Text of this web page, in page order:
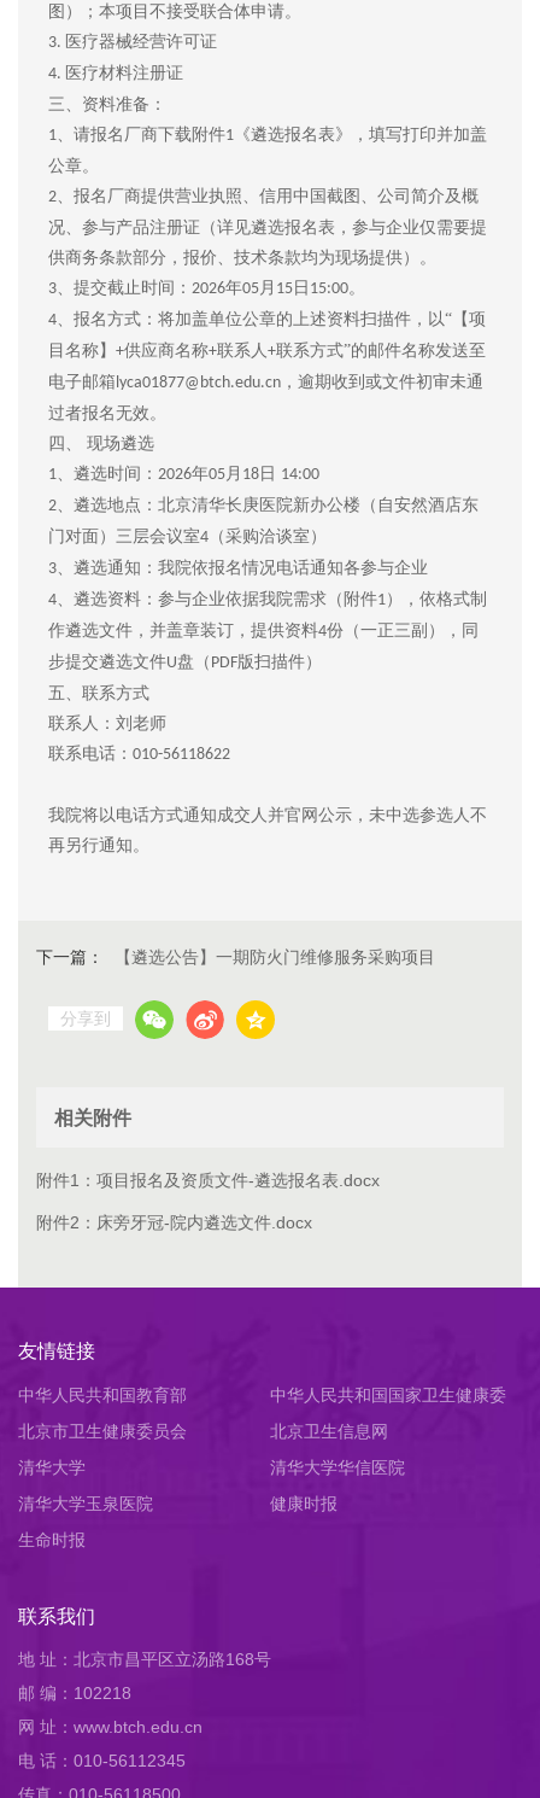
图）；本项目不接受联合体申请。
3. 医疗器械经营许可证
4. 医疗材料注册证
三、资料准备：
1、请报名厂商下载附件1 《遴选报名表》，填写打印并加盖
公章。
2、报名厂商提供营业执照、信用中国截图、公司简介及概
况、参与产品注册证（详见遴选报名表，参与企业仅需要提
供商务条款部分，报价、技术条款均为现场提供）。
3、提交截止时间： 2026年05月 15 日 15:00。
4、报名方式：将加盖单位公章的上述资料扫描件，以“【项
目名称】 +供应商名称+联系人+联系方式”的邮件名称发送至
电子邮箱lyca01877@btch.edu.cn ，逾期收到或文件初审未通
过者报名无效。
四、
现场遴选
1、遴选时间： 2026年05月 18 日 14:00
2、遴选地点：北京清华长庚医院新办公楼（自安然酒店东
门对面）三层会议室4 （采购洽谈室）
3、遴选通知：我院依报名情况电话通知各参与企业
4、遴选资料：参与企业依据我院需求（附件1），依格式制
作遴选文件，并盖章装订，提供资料4份（一正三副），同
步提交遴选文件U盘（ PDF版扫描件）
五、联系方式
联系人：刘老师
联系电话： 010-56118622
我院将以电话方式通知成交人并官网公示，未中选参选人不
再另行通知。
下一篇： 【遴选公告】一期防火门维修服务采购项目
分享到
相关附件
附件1：项目报名及资质文件-遴选报名表.docx
附件2：床旁牙冠-院内遴选文件.docx
友情链接
中华人民共和国教育部
中华人民共和国国家卫生健康委
员会
北京市卫生健康委员会
北京卫生信息网
清华大学
清华大学华信医院
清华大学玉泉医院
健康时报
生命时报
联系我们
地 址：北京市昌平区立汤路168号
邮 编：102218
网 址：www.btch.edu.cn
电 话：010-56112345